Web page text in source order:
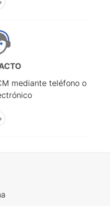
mediante teléfono o